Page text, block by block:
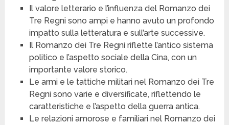
Il valore letterario e l’influenza del Romanzo dei
Tre Regni sono ampi e hanno avuto un profondo
impatto sulla letteratura e sull’arte successive.
Il Romanzo dei Tre Regni riflette l’antico sistema
politico e l’aspetto sociale della Cina, con un
importante valore storico.
Le armi e le tattiche militari nel Romanzo dei Tre
Regni sono varie e diversificate, riflettendo le
caratteristiche e l’aspetto della guerra antica.
Le relazioni amorose e familiari nel Romanzo dei